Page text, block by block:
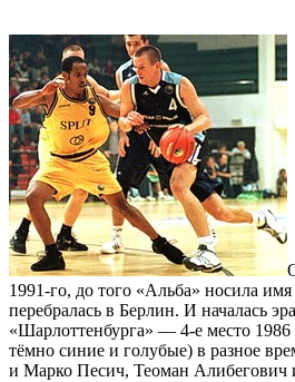
1991-го, до того «Альба» носила
перебралась в Берлин. И началась
«Шарлоттенбурга» — 4-е место
тёмно синие и голубые) в разное
и Марко Песич, Теоман Алибегович